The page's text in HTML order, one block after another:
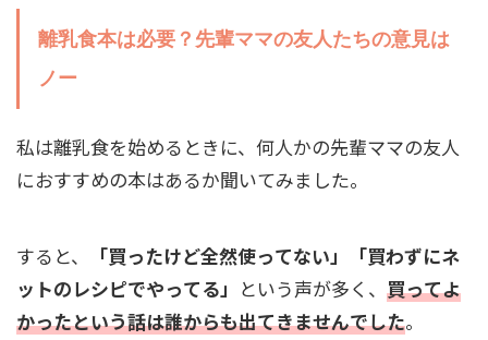
離乳食本は必要？先輩ママの友人たちの意見は
ノー
私は離乳食を始めるときに、何人かの先輩ママの友人
におすすめの本はあるか聞いてみました。
すると、
「買ったけど全然使ってない」「買わずにネ
ットのレシピでやってる」 という声が多く、 買ってよ
かったという話は誰からも出てきませんでした。